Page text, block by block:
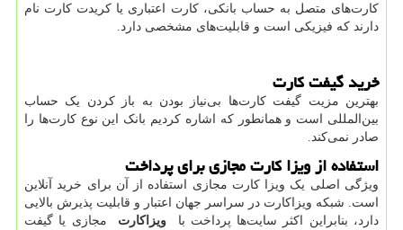
کارت‌های متصل به حساب بانکی، کارت اعتباری یا کریدت کارت نام
دارند که فیزیکی است و قابلیت‌های مشخصی دارد.
خرید گیفت کارت
بهترین مزیت گیفت کارت‌ها بی‌نیاز بودن به باز کردن یک حساب
بین‌المللی است و همانطور که اشاره کردیم بانک این نوع کارت‌ها را
صادر نمی‌کند.
استفاده از ویزا کارت مجازی برای پرداخت
ویژگی اصلی یک ویزا کارت مجازی استفاده از آن برای خرید آنلاین
است. شبکه ویزاکارت در سراسر جهان اعتبار و قابلیت پذیرش بالایی
دارد، بنابراین اکثر سایت‌ها پرداخت با ویزاکارت مجازی یا گیفت